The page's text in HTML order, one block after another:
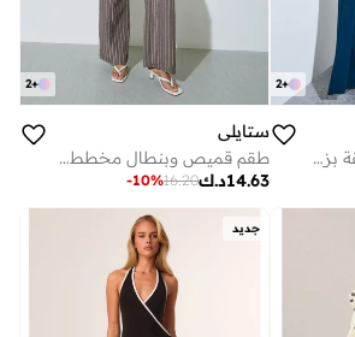
+
2
عباية بفتحة أمامية مغلقة بزر واحد وتفاصيل بليسيه
+
2
ستايلي
طقم قميص وبنطال مخطط - بني
د.ك14.63
16.20
-10%
جديد